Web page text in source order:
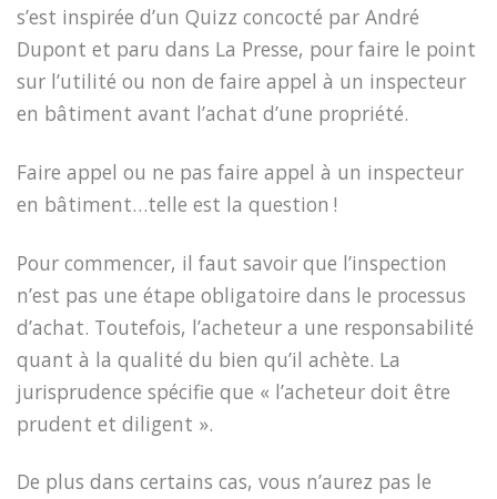
s’est inspirée d’un Quizz concocté par André
Dupont et paru dans La Presse, pour faire le point
sur l’utilité ou non de faire appel à un inspecteur
en bâtiment avant l’achat d’une propriété.
Faire appel ou ne pas faire appel à un inspecteur
en bâtiment…telle est la question !
Pour commencer, il faut savoir que l’inspection
n’est pas une étape obligatoire dans le processus
d’achat. Toutefois, l’acheteur a une responsabilité
quant à la qualité du bien qu’il achète. La
jurisprudence spécifie que « l’acheteur doit être
prudent et diligent ».
De plus dans certains cas, vous n’aurez pas le